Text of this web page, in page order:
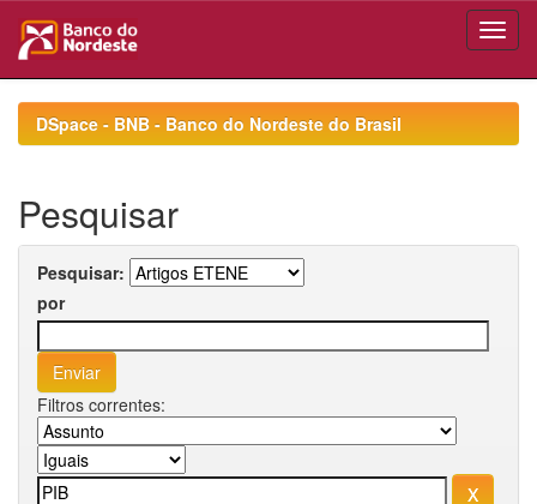
navigationDSpace - BNB - Banco do Nordeste do Brasil
Pesquisar
Pesquisar:
por
Filtros correntes: